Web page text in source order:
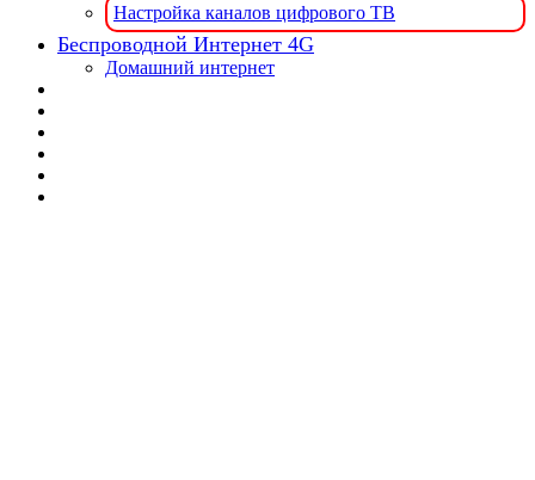
Настройка каналов цифрового ТВ
Беспроводной Интернет 4G
Домашний интернет